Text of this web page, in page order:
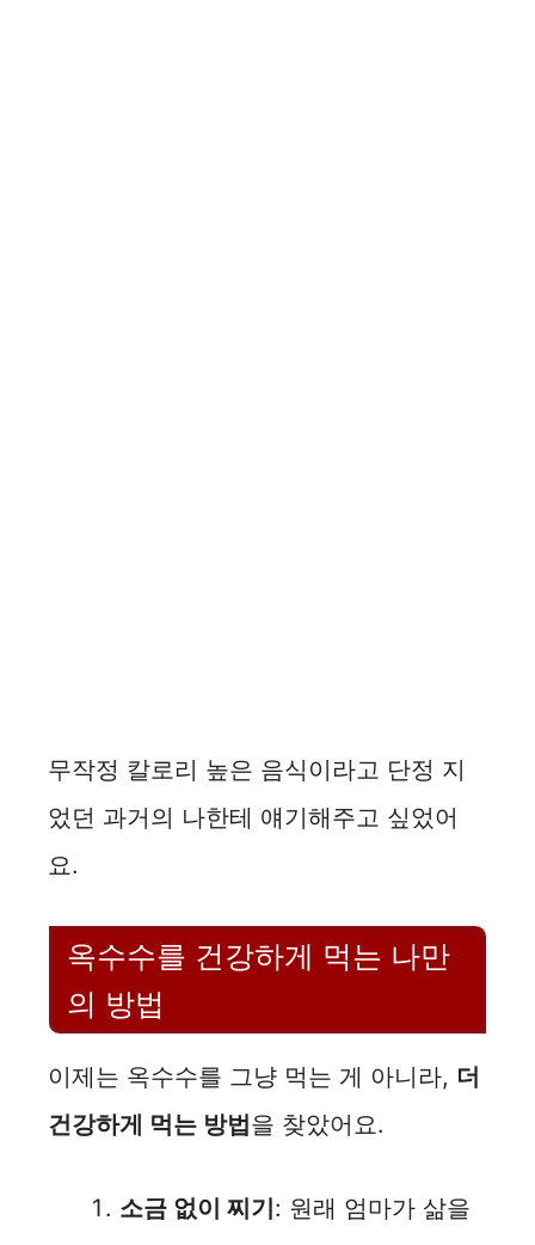
무작정 칼로리 높은 음식이라고 단정 지
었던 과거의 나한테 얘기해주고 싶었어
요.
옥수수를 건강하게 먹는 나만
의 방법
이제는 옥수수를 그냥 먹는 게 아니라, 더
건강하게 먹는 방법을 찾았어요.
소금 없이 찌기: 원래 엄마가 삶을